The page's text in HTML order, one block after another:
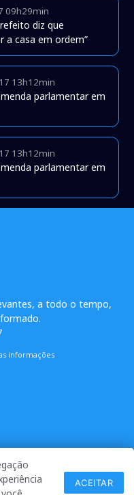
09h29min
diz que
a casa em ordem”
13h12min
parlamentar em
13h12min
parlamentar em
a todo o tempo,
informações
Permitida aACEITAR